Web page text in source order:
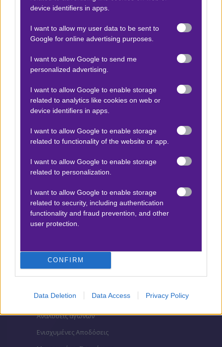
device identifiers in apps.
I want to allow my user data to be sent to
Google for online advertising purposes.
I want to allow Google to send me
personalized advertising.
I want to allow Google to enable storage
related to analytics like cookies on web or
device identifiers in apps.
I want to allow Google to enable storage
related to functionality of the website or app.
I want to allow Google to enable storage
related to personalization.
I want to allow Google to enable storage
related to security, including authentication
functionality and fraud prevention, and other
user protection.
CONFIRM
Data Deletion Data Access Privacy Policy
2.17
Αποτέλεσμα: 1-1
Προσφορές*
ΒΑΘΜΟΛΟΓΙΕΣ
Βαθμολογίες Ελλάδα - Stoiximan
Super league
Βαθμολογίες Aγγλία – Premier league
Βαθμολογίες Γερμανίας – Bundesliga
Βαθμολογίες Ισπανίας- La liga
Βαθμολογίες Ιταλίας- Serie A
Βαθμολογίες Γαλλίας-League 1
ΣΤΟΙΧΗΜΑ
To bet builder της ημέρας
Αναλύσεις αγώνων
Ενισχυμένες Αποδόσεις